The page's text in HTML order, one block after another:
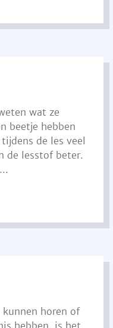
wat ze
beetje hebben
de les veel
de lesstof beter.
horen of
hebben, is het